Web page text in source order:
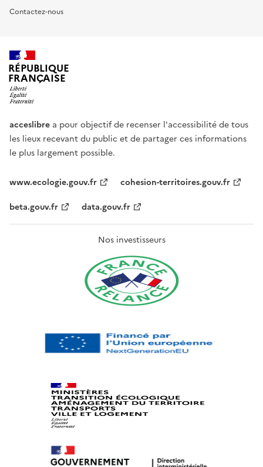
Contactez-nous
RÉPUBLIQUE
FRANÇAISE
acceslibre a pour objectif de recenser l'accessibilité de tous
les lieux recevant du public et de partager ces informations
le plus largement possible.
www.ecologie.gouv.fr
cohesion-territoires.gouv.fr
beta.gouv.fr
data.gouv.fr
Nos investisseurs